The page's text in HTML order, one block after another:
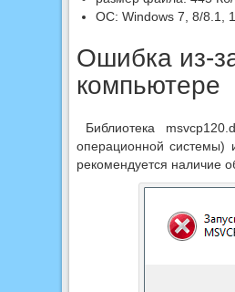
ОС: Windows 7, 8/8.1,
Ошибка из-
компьютере
Библиотека
операционной системы)
рекомендуется наличие